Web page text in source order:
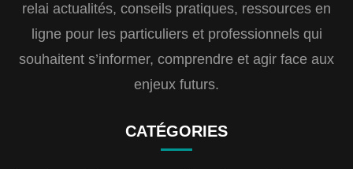
relai actualités, conseils pratiques, ressources en
ligne pour les particuliers et professionnels qui
souhaitent s’informer, comprendre et agir face aux
enjeux futurs.
CATÉGORIES